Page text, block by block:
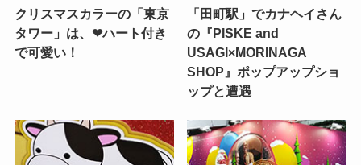
クリスマスカラーの「東京
タワー」は、❤ハート付き
で可愛い！
「田町駅」でカナヘイさん
の『PISKE and
USAGI×MORINAGA
SHOP』ポップアップショ
ップと遭遇